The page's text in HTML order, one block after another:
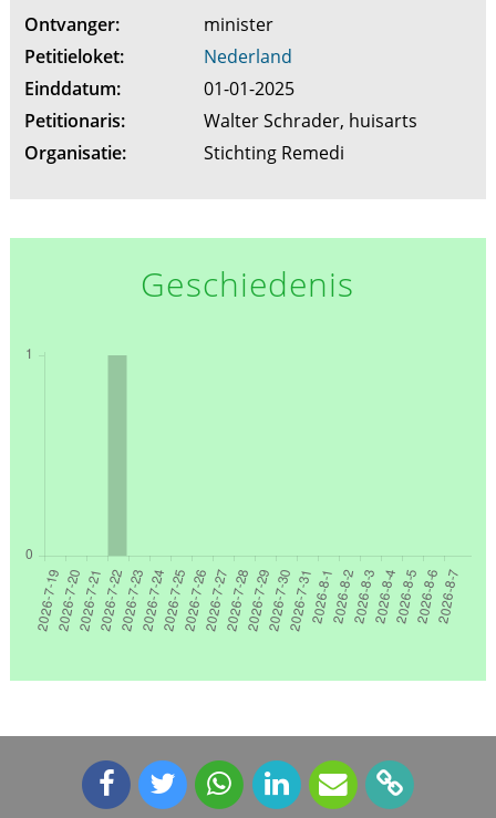
Ontvanger:
minister
Petitieloket:
Nederland
Einddatum:
01-01-2025
Petitionaris:
Walter Schrader, huisarts
Organisatie:
Stichting Remedi
Geschiedenis